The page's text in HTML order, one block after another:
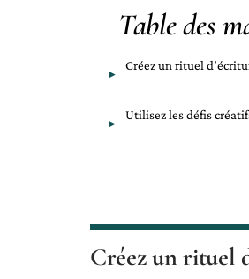
Table des
Créez un rituel
Utilisez les défis
Créez un rituel